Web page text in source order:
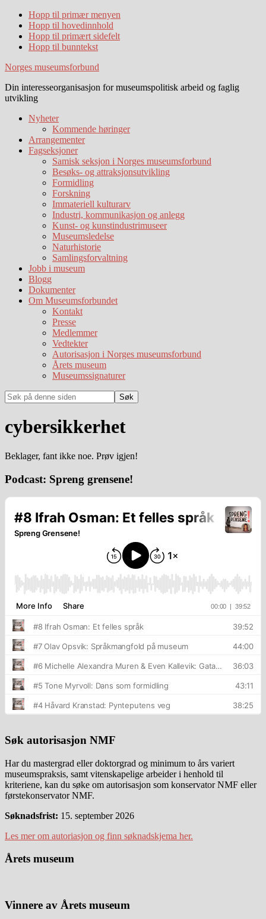
Hopp til primær menyen
Hopp til hovedinnhold
Hopp til primært sidefelt
Hopp til bunntekst
Norges museumsforbund
Din interesseorganisasjon for museumspolitisk arbeid og faglig
utvikling
Nyheter
Kommende høringer
Arrangementer
Fagseksjoner
Samisk seksjon i Norges museumsforbund
Besøks- og attraksjonsutvikling
Formidling
Forskning
Immateriell kulturarv
Industri, kommunikasjon og anlegg
Kunst- og kunstindustrimuseer
Museumsledelse
Naturhistorie
Samlingsforvaltning
Jobb i museum
Blogg
Dokumenter
Om Museumsforbundet
Kontakt
Presse
Medlemmer
Vedtekter
Autorisasjon i Norges museumsforbund
Årets museum
Museumssignaturer
Søk
på
siden
cybersikkerhet
Beklager, fant ikke noe. Prøv igjen!
Hoved
sidebar
Podcast: Spreng grensene!
Søk autorisasjon NMF
Har du mastergrad eller doktorgrad og minimum to års variert
museumspraksis, samt vitenskapelige arbeider i henhold til
kriteriene, kan du søke om autorisasjon som konservator NMF eller
førstekonservator NMF.
Søknadsfrist: 15. september 2026
Les mer om autoriasjon og finn søknadskjema her.
Årets museum
Vinnere av Årets museum